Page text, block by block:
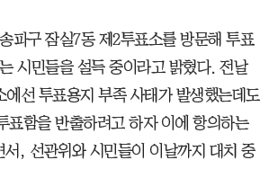
파구 잠실7동 제2투표소를 방문해 투표
시민들을 설득 중이라고 밝혔다. 전날
에선 투표용지 부족 사태가 발생했는데도
표함을 반출하려고 하자 이에 항의하는
서, 선관위와 시민들이 이날까지 대치 중